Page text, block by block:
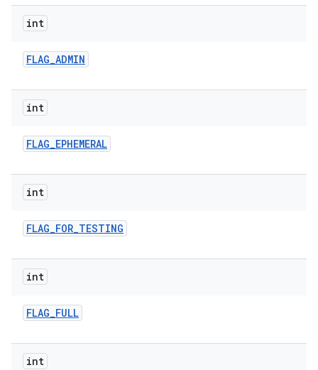
int
FLAG_ADMIN
int
FLAG_EPHEMERAL
int
FLAG_FOR_TESTING
int
FLAG_FULL
int